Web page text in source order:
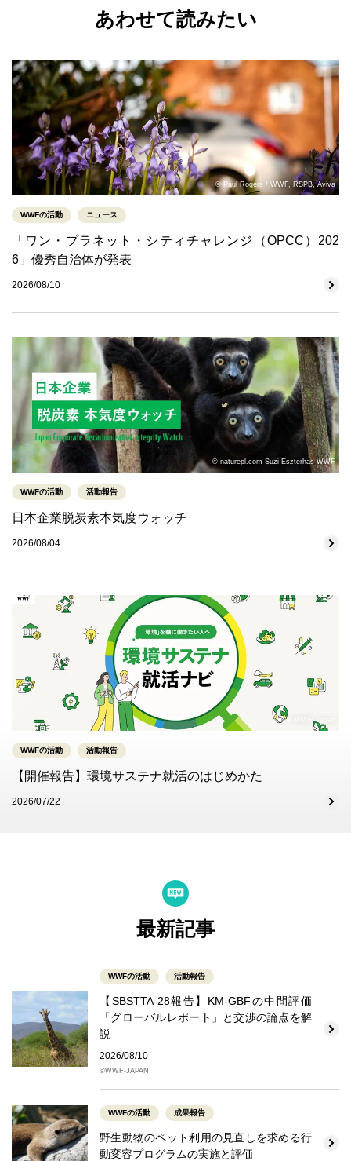
あわせて読みたい
© Paul Rogers / WWF, RSPB, Aviva
WWFの活動 ニュース
「ワン・プラネット・シティチャレンジ（OPCC）202
6」優秀自治体が発表
2026/08/10
© naturepl.com Suzi Eszterhas WWF
WWFの活動 活動報告
日本企業脱炭素本気度ウォッチ
2026/08/04
© WWF-Japan
WWFの活動 活動報告
【開催報告】環境サステナ就活のはじめかた
2026/07/22
最新記事
WWFの活動 活動報告
【SBSTTA-28報告】KM-GBFの中間評価
「グローバルレポート」と交渉の論点を解
説
2026/08/10
©WWF-JAPAN
WWFの活動 成果報告
野生動物のペット利用の見直しを求める行
動変容プログラムの実施と評価